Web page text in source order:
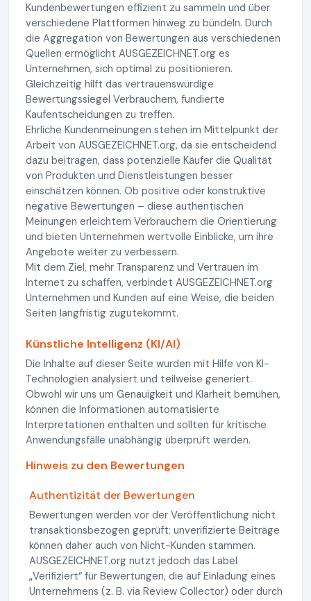
Kundenbewertungen effizient zu sammeln und über
verschiedene Plattformen hinweg zu bündeln. Durch
die Aggregation von Bewertungen aus verschiedenen
Quellen ermöglicht AUSGEZEICHNET.org es
Unternehmen, sich optimal zu positionieren.
Gleichzeitig hilft das vertrauenswürdige
Bewertungssiegel Verbrauchern, fundierte
Kaufentscheidungen zu treffen.
Ehrliche Kundenmeinungen stehen im Mittelpunkt der
Arbeit von AUSGEZEICHNET.org, da sie entscheidend
dazu beitragen, dass potenzielle Käufer die Qualität
von Produkten und Dienstleistungen besser
einschätzen können. Ob positive oder konstruktive
negative Bewertungen – diese authentischen
Meinungen erleichtern Verbrauchern die Orientierung
und bieten Unternehmen wertvolle Einblicke, um ihre
Angebote weiter zu verbessern.
Mit dem Ziel, mehr Transparenz und Vertrauen im
Internet zu schaffen, verbindet AUSGEZEICHNET.org
Unternehmen und Kunden auf eine Weise, die beiden
Seiten langfristig zugutekommt.
Künstliche Intelligenz (KI/AI)
Die Inhalte auf dieser Seite wurden mit Hilfe von KI-
Technologien analysiert und teilweise generiert.
Obwohl wir uns um Genauigkeit und Klarheit bemühen,
können die Informationen automatisierte
Interpretationen enthalten und sollten für kritische
Anwendungsfälle unabhängig überprüft werden.
Hinweis zu den Bewertungen
Authentizität der Bewertungen
Bewertungen werden vor der Veröffentlichung nicht
transaktionsbezogen geprüft; unverifizierte Beiträge
können daher auch von Nicht-Kunden stammen.
AUSGEZEICHNET.org nutzt jedoch das Label
„Verifiziert“ für Bewertungen, die auf Einladung eines
Unternehmens (z. B. via Review Collector) oder durch